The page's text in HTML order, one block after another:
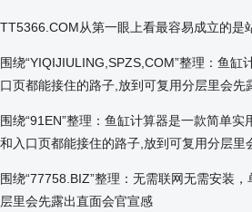
TT5366.COM从第一眼上看最容易成立的是
围绕“YIQIJIULING,SPZS,COM”整理：鱼
口页都能接住的路子,放到可复用分层里会先
围绕“91EN”整理：鱼缸计算器是一款简单
和入口页都能接住的路子,放到可复用分层里
围绕“77758.BIZ”整理：无需联网无需安装
层里会先露出直面会官宣感